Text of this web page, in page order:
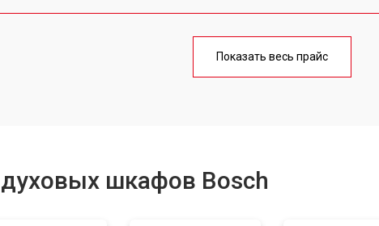
от 90 мин
Показать весь прайс
шкафов Bosch